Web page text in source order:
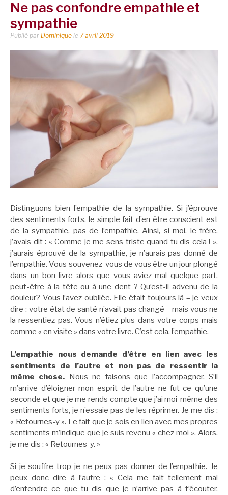
Ne pas confondre empathie et
sympathie
Publié par Dominique le 7 avril 2019
Distinguons bien l’empathie de la sympathie. Si j’éprouve
des sentiments forts, le simple fait d’en être conscient est
de la sympathie, pas de l’empathie. Ainsi, si moi, le frère,
j’avais dit : « Comme je me sens triste quand tu dis cela ! »,
j’aurais éprouvé de la sympathie, je n’aurais pas donné de
l’empathie. Vous souvenez-vous de vous être un jour plongé
dans un bon livre alors que vous aviez mal quelque part,
peut-être à la tête ou à une dent ? Qu’est-il advenu de la
douleur? Vous l’avez oubliée. Elle était toujours là – je veux
dire : votre état de santé n’avait pas changé – mais vous ne
la ressentiez pas. Vous n’étiez plus dans votre corps mais
comme « en visite » dans votre livre. C’est cela, l’empathie.
L’empathie nous demande d’être en lien avec les
sentiments de l’autre et non pas de ressentir la
même chose. Nous ne faisons que l’accompagner. S’il
m’arrive d’éloigner mon esprit de l’autre ne fut-ce qu’une
seconde et que je me rends compte que j’ai moi-même des
sentiments forts, je n’essaie pas de les réprimer. Je me dis :
« Retournes-y ». Le fait que je sois en lien avec mes propres
sentiments m’indique que je suis revenu « chez moi ». Alors,
je me dis : « Retournes-y. »
Si je souffre trop je ne peux pas donner de l’empathie. Je
peux donc dire à l’autre : « Cela me fait tellement mal
d’entendre ce que tu dis que je n’arrive pas à t’écouter.